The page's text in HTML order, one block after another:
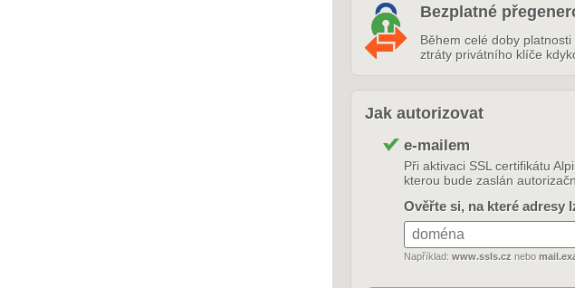
Bezplatné
Během celé doby
ztráty privátního klíče
Jak autorizovat
e-mailem
Při aktivaci SSL certifikátu
kterou bude zaslán
Ověřte si, na které adresy
Například: www.ssls.cz nebo